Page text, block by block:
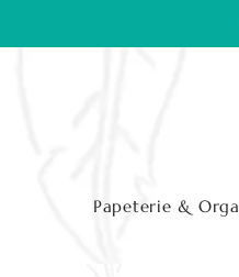
Papeterie &